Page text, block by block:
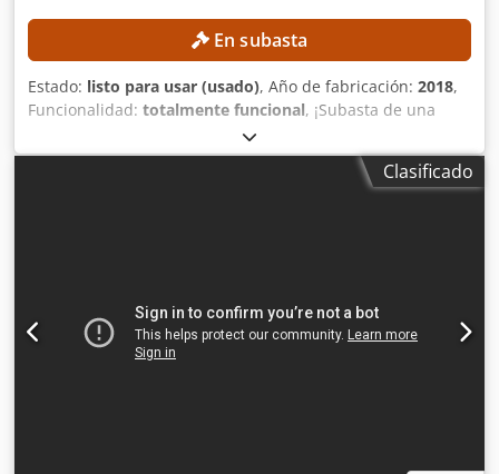
En subasta
Estado: listo para usar (usado), Año de fabricación: 2018,
Funcionalidad: totalmente funcional, ¡Subasta de una
impresora textil Kornit Allegro! La máquina está operativa
y en funcionamiento en el área metropolitana de
Paderborn hasta la semana 30 y puede ser inspeccionada
material Software RIP de caldera Los siguientes datos
técnicos provienen de las especificaciones del fabricante.
El vendedor no puede garantizar su exactitud. DETALLES
Clasificado